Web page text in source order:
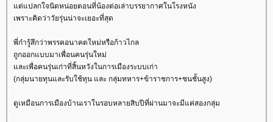
ต่แปลกใจนิดหน่อยตอนที่น้องต่อเล่าบรรยากาศในโรงหนัง
เพราะคิดว่าวัยรุ่นน่าจะเยอะที่สุด
พี่ก๋ารู้สึกว่าพรรคอนาคตใหม่หรือก้าวไกล
ถูกออกแบบมาเพื่อนคนรุ่นใหม่
ละเพื่อคนรุ่นเก่าที่สิ้นหวังในการเมืองระบบเก่า
(กลุ่มนายทุนและรับใช้ทุน และ กลุ่มทหาร+ข้าราชการ+ชนชั้นสูง)
ดูเหมือนการเมืองบ้านเราในรอบหลายสิบปีที่ผ่านมาจะมีแค่สองกลุ่ม